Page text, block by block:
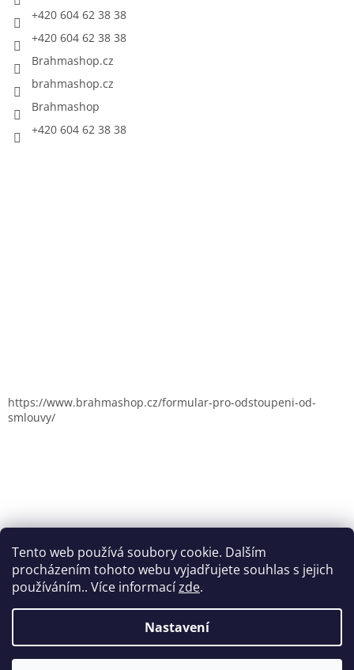
Tento web používá soubory cookie. Dalším
procházením tohoto webu vyjadřujete souhlas s jejich
používáním.. Více informacízde.
Nastavení
+420 604 62 38 38
+420 604 62 38 38
Brahmashop.cz
brahmashop.cz
Brahmashop
+420 604 62 38 38
https://www.brahmashop.cz/formular-pro-odstoupeni-od-
smlouvy/
Vytvořil Shoptet